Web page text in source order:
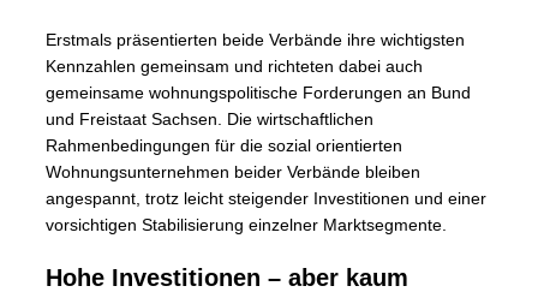
Erstmals präsentierten beide Verbände ihre wichtigsten
Kennzahlen gemeinsam und richteten dabei auch
gemeinsame wohnungspolitische Forderungen an Bund
und Freistaat Sachsen. Die wirtschaftlichen
Rahmenbedingungen für die sozial orientierten
Wohnungsunternehmen beider Verbände bleiben
angespannt, trotz leicht steigender Investitionen und einer
vorsichtigen Stabilisierung einzelner Marktsegmente.
Hohe Investitionen – aber kaum